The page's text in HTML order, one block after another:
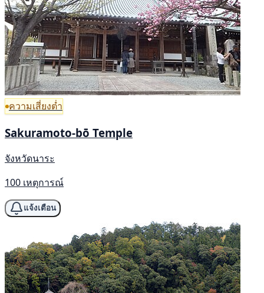
ความเสี่ยงต่ำ
Sakuramoto-bō Temple
จังหวัดนาระ
100 เหตุการณ์
แจ้งเตือน